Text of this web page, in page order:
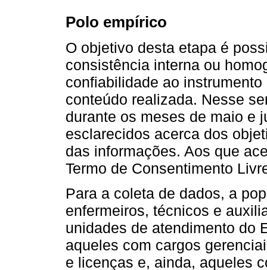
Polo empírico
O objetivo desta etapa é
consistência interna ou
confiabilidade ao
conteúdo realizada. Nesse
durante os meses de maio e
esclarecidos acerca dos
das informações. Aos que
Termo de Consentimento
Para a coleta de dados, a
enfermeiros, técnicos e
unidades de atendimento do
aqueles com cargos
e licenças e, ainda, aqueles